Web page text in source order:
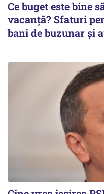
Ce buget este bine
vacanță? Sfaturi
bani de buzunar și